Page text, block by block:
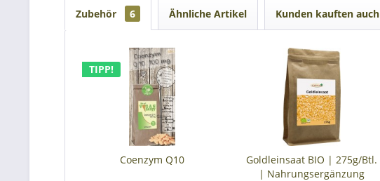
Zubehör 6 Ähnliche Artikel Kunden kauften auch
TIPP!
Coenzym Q10
Goldleinsaat BIO | 275g/Btl.
| Nahrungsergänzung